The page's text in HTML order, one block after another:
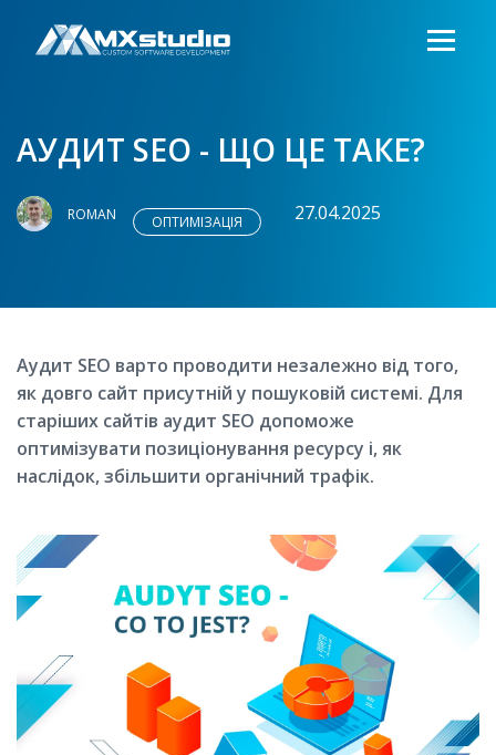
АУДИТ SEO - ЩО ЦЕ ТАКЕ?
ROMAN ОПТИМІЗАЦІЯ 27.04.2025
Аудит SEO варто проводити незалежно від того,
як довго сайт присутній у пошуковій системі. Для
старіших сайтів аудит SEO допоможе
оптимізувати позиціонування ресурсу і, як
наслідок, збільшити органічний трафік.